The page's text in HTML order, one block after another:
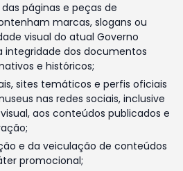
páginas e peças de
marcas, slogans ou
visual do atual Governo
integridade dos documentos
e históricos;
sites temáticos e perfis oficiais
nas redes sociais, inclusive
aos conteúdos publicados e
e da veiculação de conteúdos
promocional;